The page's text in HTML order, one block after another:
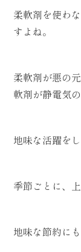
柔軟剤を使わ
すよね。
柔軟剤が悪の
軟剤が静電気
地味な活躍を
季節ごとに、
地味な節約に